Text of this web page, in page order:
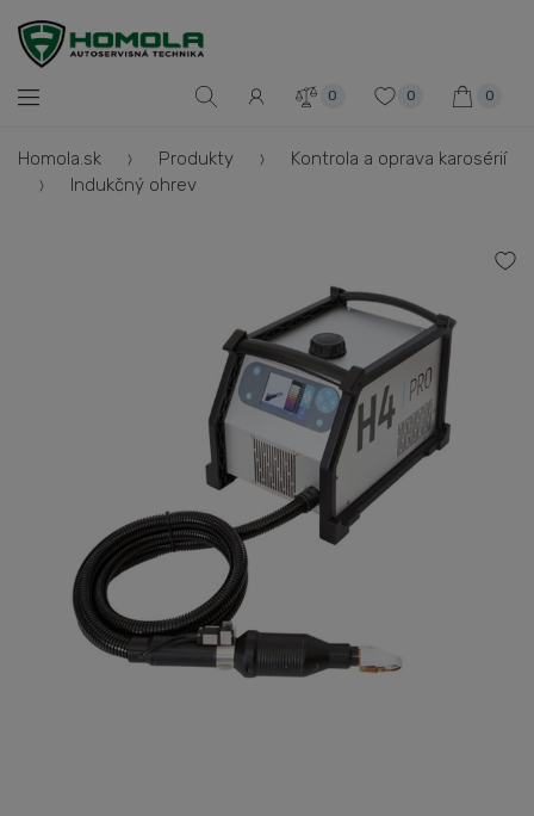
0 0 0
Homola.sk Produkty
Kontrola a oprava karosérií
Indukčný ohrev